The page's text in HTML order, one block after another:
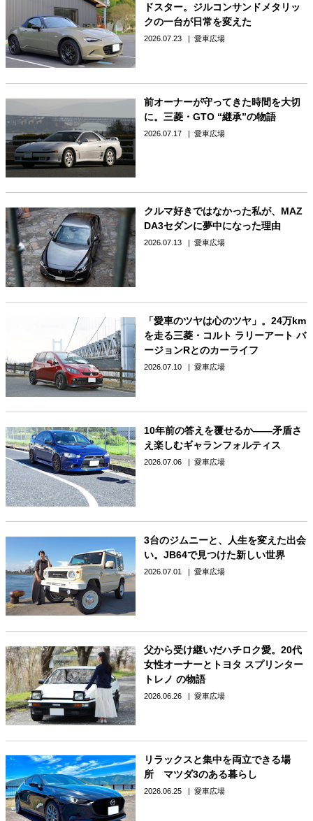
ドスター。ジルコンサンドメタリッ
クの一台が日常を変えた
2026.07.23 愛車広場
前オーナーが守ってきた時間を大切
に。三菱・GTO “継承”の物語
2026.07.17 愛車広場
クルマ好きではなかった私が、MAZ
DA3セダンに夢中になった理由
2026.07.13 愛車広場
「愛車のツヤは心のツヤ」。24万km
を走る三菱・コルト ラリーアート バ
ージョンRとのカーライフ
2026.07.10 愛車広場
10年前の答えを覆せるか――矛盾さ
え楽しむギャランフォルティス
2026.07.06 愛車広場
3台のジムニーと、人生を変えた出会
い。JB64で見つけた新しい世界
2026.07.01 愛車広場
父から受け継いだハチロク愛。20代
女性オーナーとトヨタ スプリンター
トレノ の物語
2026.06.26 愛車広場
リラックスと集中を両立できる場
所 マツダ3のある暮らし
2026.06.25 愛車広場